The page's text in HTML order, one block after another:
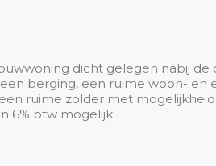
dicht gelegen nabij de
berging, een ruime woon-
ruime zolder met
6% btw mogelijk.